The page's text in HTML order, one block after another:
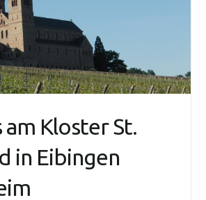
Kloster St.
in Eibingen